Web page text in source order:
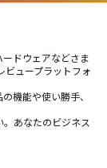
ドウェアなどさま
ビュープラットフォ
機能や使い勝手、
あなたのビジネス